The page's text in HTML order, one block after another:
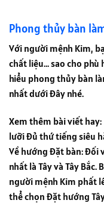
Phong thủy bàn
Với người mệnh Kim,
chất liệu… sao cho phù
hiểu phong thủy bàn
nhất dưới đây nhé.
Xem thêm bài viết hay:
lưỡi đủ thứ tiếng siêu
Về hướng đặt bàn: đối
nhất là Tây và Tây
người mệnh Kim phất
thể chọn đặt hướng